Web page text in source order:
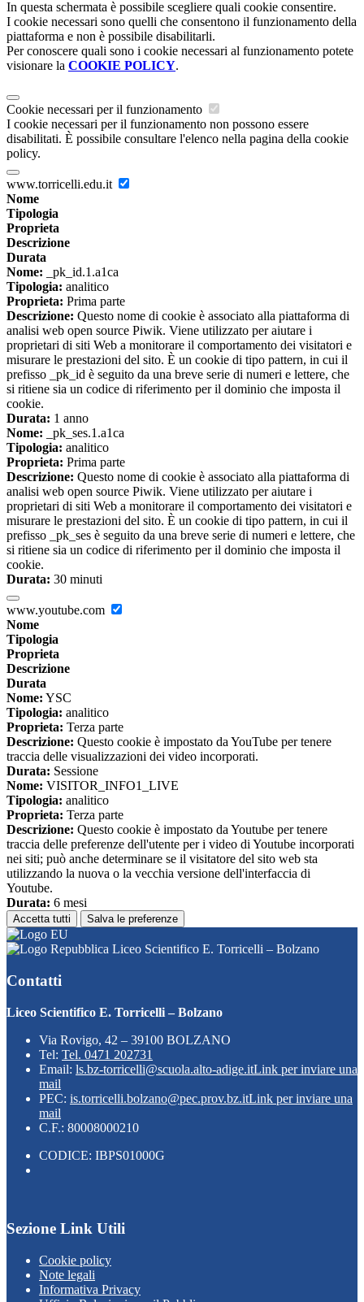
In questa schermata è possibile scegliere quali cookie consentire.
I cookie necessari sono quelli che consentono il funzionamento della
piattaforma e non è possibile disabilitarli.
Per conoscere quali sono i cookie necessari al funzionamento potete
visionare la COOKIE POLICY.
Cookie necessari per il funzionamento
I cookie necessari per il funzionamento non possono essere
disabilitati. È possibile consultare l'elenco nella pagina della cookie
policy.
www.torricelli.edu.it
Nome
Tipologia
Proprieta
Descrizione
Durata
Nome: _pk_id.1.a1ca
Tipologia: analitico
Proprieta: Prima parte
Descrizione: Questo nome di cookie è associato alla piattaforma di
analisi web open source Piwik. Viene utilizzato per aiutare i
proprietari di siti Web a monitorare il comportamento dei visitatori e
misurare le prestazioni del sito. È un cookie di tipo pattern, in cui il
prefisso _pk_id è seguito da una breve serie di numeri e lettere, che
si ritiene sia un codice di riferimento per il dominio che imposta il
cookie.
Durata: 1 anno
Nome: _pk_ses.1.a1ca
Tipologia: analitico
Proprieta: Prima parte
Descrizione: Questo nome di cookie è associato alla piattaforma di
analisi web open source Piwik. Viene utilizzato per aiutare i
proprietari di siti Web a monitorare il comportamento dei visitatori e
misurare le prestazioni del sito. È un cookie di tipo pattern, in cui il
prefisso _pk_ses è seguito da una breve serie di numeri e lettere, che
si ritiene sia un codice di riferimento per il dominio che imposta il
cookie.
Durata: 30 minuti
www.youtube.com
Nome
Tipologia
Proprieta
Descrizione
Durata
Nome: YSC
Tipologia: analitico
Proprieta: Terza parte
Descrizione: Questo cookie è impostato da YouTube per tenere
traccia delle visualizzazioni dei video incorporati.
Durata: Sessione
Nome: VISITOR_INFO1_LIVE
Tipologia: analitico
Proprieta: Terza parte
Descrizione: Questo cookie è impostato da Youtube per tenere
traccia delle preferenze dell'utente per i video di Youtube incorporati
nei siti; può anche determinare se il visitatore del sito web sta
utilizzando la nuova o la vecchia versione dell'interfaccia di
Youtube.
Durata: 6 mesi
Accetta tutti Salva le preferenze
Liceo Scientifico E. Torricelli – Bolzano
Contatti
Liceo Scientifico E. Torricelli – Bolzano
Via Rovigo, 42 – 39100 BOLZANO
Tel: Tel. 0471 202731
Email: ls.bz-torricelli@scuola.alto-adige.itLink per inviare una
mail
PEC: is.torricelli.bolzano@pec.prov.bz.itLink per inviare una
mail
C.F.: 80008000210
CODICE: IBPS01000G
Sezione Link Utili
Cookie policy
Note legali
Informativa Privacy